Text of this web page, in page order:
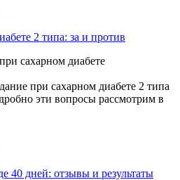
2 типа: за и против
сахарном диабете
при сахарном диабете 2 типа
эти вопросы рассмотрим в
40 дней: отзывы и результаты